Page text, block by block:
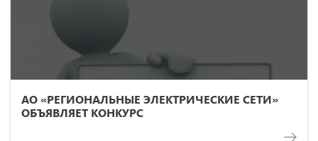
АО «РЕГИОНАЛЬНЫЕ ЭЛЕКТРИЧЕСКИЕ СЕТИ»
ОБЪЯВЛЯЕТ КОНКУРС